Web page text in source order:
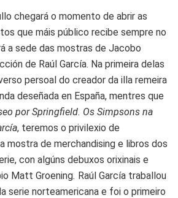
chegará o momento de abrir as
que máis público recibe sempre no
a sede das mostras de Jacobo
de Raúl García. Na primeira delas
persoal do creador da illa remeira
deseñada en España, mentres que
por Springfield. Os Simpsons na
, teremos o privilexio de
mostra de merchandising e libros dos
con algúns debuxos orixinais e
Matt Groening. Raúl García traballou
serie norteamericana e foi o primeiro